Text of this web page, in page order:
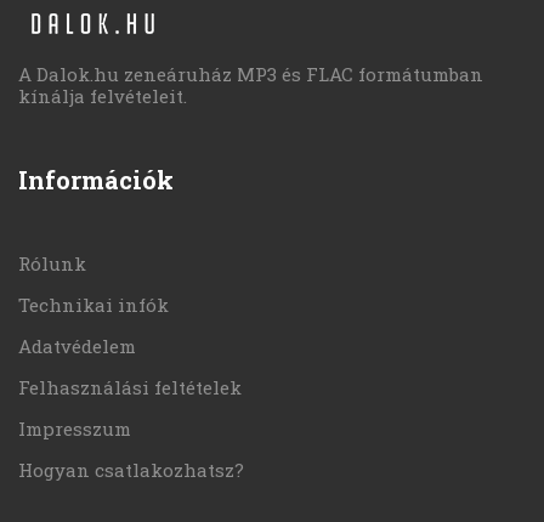
A Dalok.hu zeneáruház MP3 és FLAC formátumban
kínálja felvételeit.
Információk
Rólunk
Technikai infók
Adatvédelem
Felhasználási feltételek
Impresszum
Hogyan csatlakozhatsz?